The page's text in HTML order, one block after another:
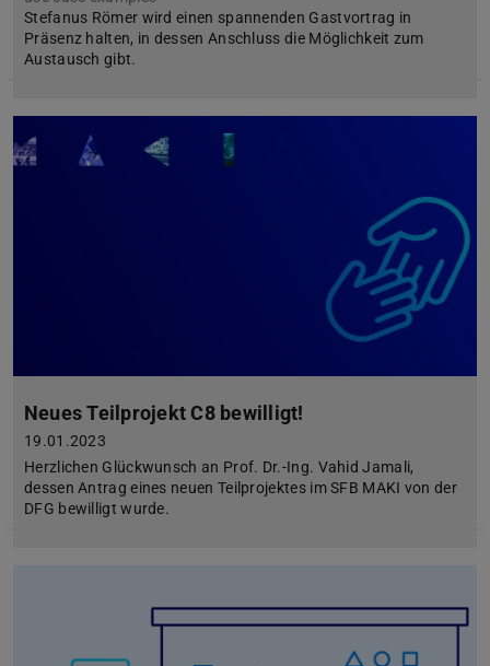
Stefanus Römer wird einen spannenden Gastvortrag in
Präsenz halten, in dessen Anschluss die Möglichkeit zum
Austausch gibt.
Neues Teilprojekt C8 bewilligt!
19.01.2023
Herzlichen Glückwunsch an Prof. Dr.-Ing. Vahid Jamali,
dessen Antrag eines neuen Teilprojektes im SFB MAKI von der
DFG bewilligt wurde.